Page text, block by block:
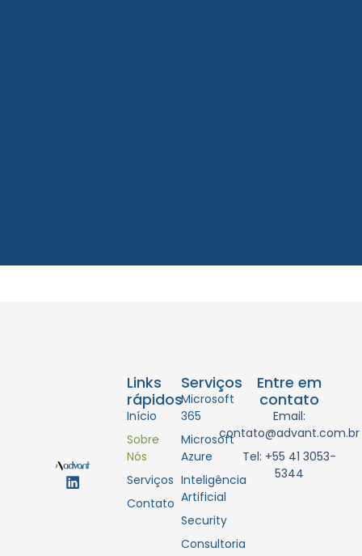
Serviços
Microsoft
365
Microsoft
Azure
Inteligência
Artificial
Security
Consultoria
Links
rápidos
Início
Sobre
Nós
Serviços
Contato
Entre em
contato
Email:
contato@advant.com.br
Tel: +55 41 3053-
5344